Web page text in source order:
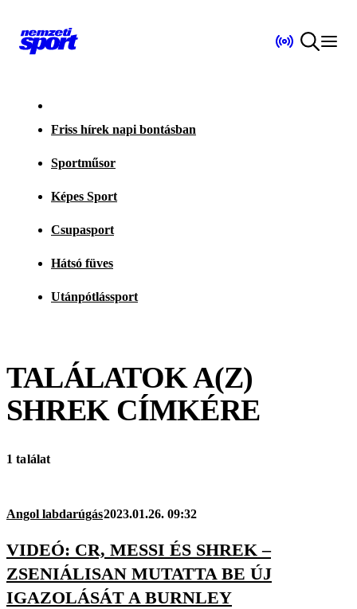
Friss hírek napi bontásban
Sportműsor
Képes Sport
Csupasport
Hátsó füves
Utánpótlássport
TALÁLATOK A(Z)
SHREKCÍMKÉRE
1 találat
Angol labdarúgás2023.01.26. 09:32
VIDEÓ: CR, MESSI ÉS SHREK –
ZSENIÁLISAN MUTATTA BE ÚJ
IGAZOLÁSÁT A BURNLEY